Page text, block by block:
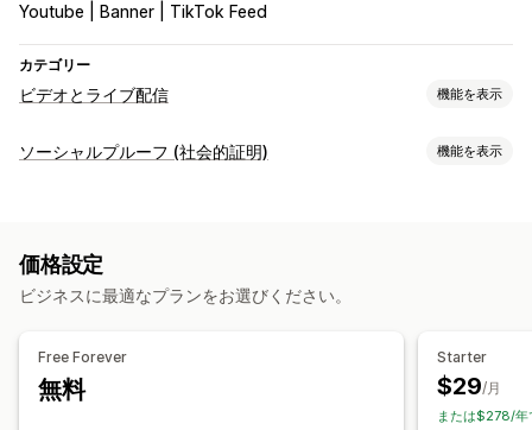
Youtube | Banner | TikTok Feed
カテゴリー
ビデオとライブ配信 機能を表示
動画管理
カスタマイズ
動画プレイヤー
埋め込み式動画
モバイル対応
ソーシャルプルーフ (社会的証明) 機能を表示
表示オプション
SNSリンク
価格設定
ビジネスに最適なプランをお選びください。
Free Forever
無料
Starter
$29/月
または$278/